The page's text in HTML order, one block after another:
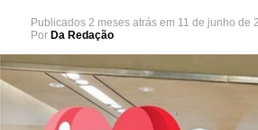
Publicados 2 meses atrás em 11 de junho de
Por Da Redação